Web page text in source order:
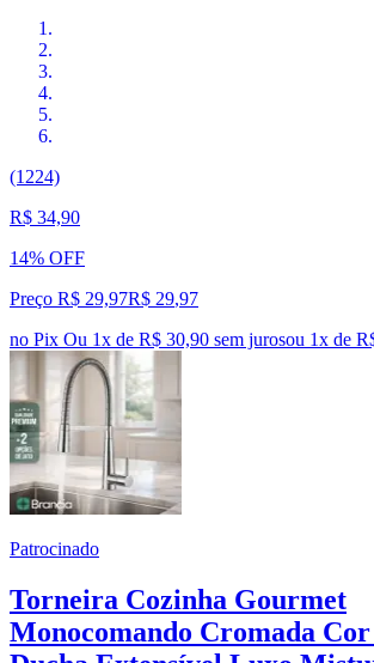
(1224)
R$ 34,90
14% OFF
Preço R$ 29,97R$ 29,97
no Pix Ou 1x de R$ 30,90 sem jurosou 1x de
Patrocinado
Torneira Cozinha Gourmet
Monocomando Cromada